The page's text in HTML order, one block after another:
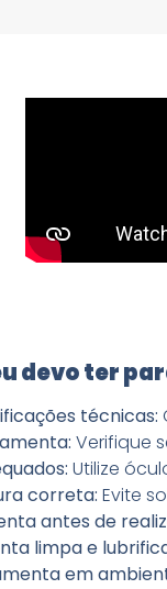
devo ter
técnicas:
Verifique
Utilize
correta: Evite
antes de
limpa e
em